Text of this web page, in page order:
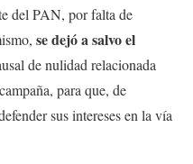
del PAN, por falta de
se dejó a salvo el
de nulidad relacionada
para que, de
sus intereses en la vía